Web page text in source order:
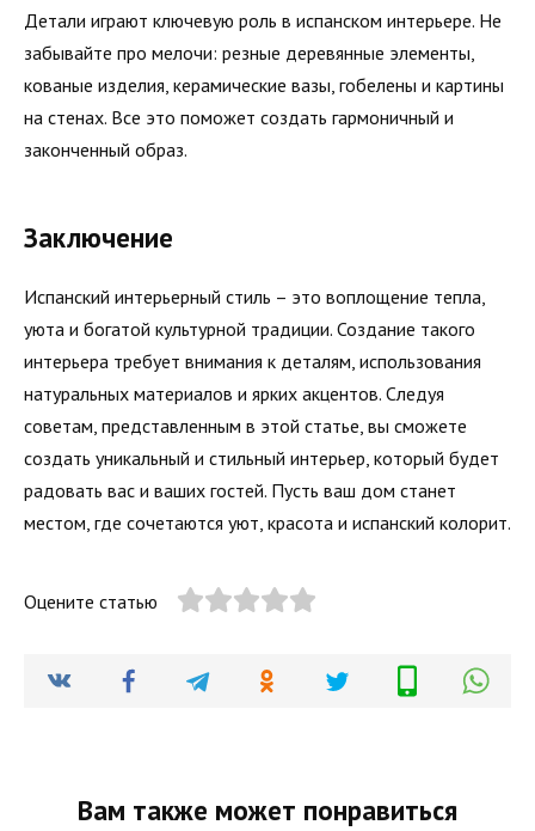
Детали играют ключевую роль в испанском интерьере. Не
забывайте про мелочи: резные деревянные элементы,
кованые изделия, керамические вазы, гобелены и картины
на стенах. Все это поможет создать гармоничный и
законченный образ.
Заключение
Испанский интерьерный стиль – это воплощение тепла,
уюта и богатой культурной традиции. Создание такого
интерьера требует внимания к деталям, использования
натуральных материалов и ярких акцентов. Следуя
советам, представленным в этой статье, вы сможете
создать уникальный и стильный интерьер, который будет
радовать вас и ваших гостей. Пусть ваш дом станет
местом, где сочетаются уют, красота и испанский колорит.
Оцените статью
Вам также может понравиться